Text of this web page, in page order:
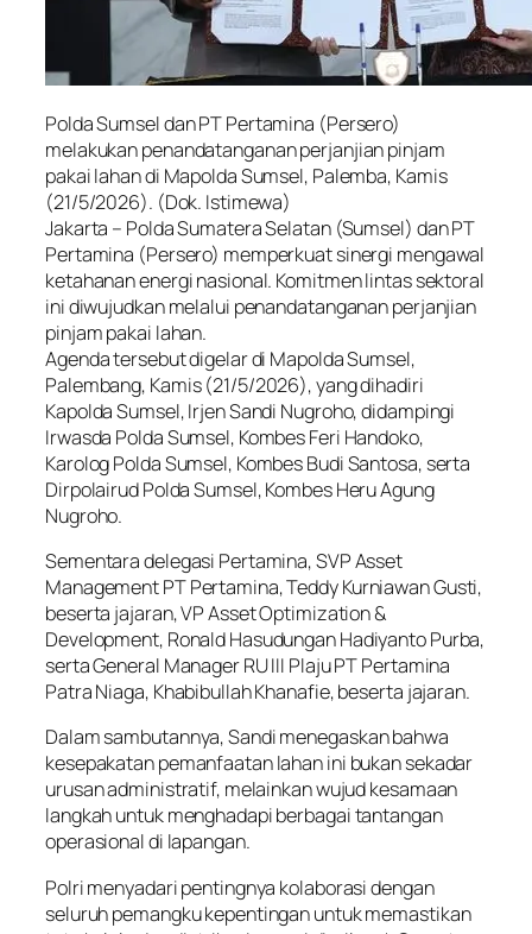
Polda Sumsel dan PT Pertamina (Persero)
melakukan penandatanganan perjanjian pinjam
pakai lahan di Mapolda Sumsel, Palemba, Kamis
(21/5/2026). (Dok. Istimewa)
Jakarta – Polda Sumatera Selatan (Sumsel) dan PT
Pertamina (Persero) memperkuat sinergi mengawal
ketahanan energi nasional. Komitmen lintas sektoral
ini diwujudkan melalui penandatanganan perjanjian
pinjam pakai lahan.
Agenda tersebut digelar di Mapolda Sumsel,
Palembang, Kamis (21/5/2026), yang dihadiri
Kapolda Sumsel, Irjen Sandi Nugroho, didampingi
Irwasda Polda Sumsel, Kombes Feri Handoko,
Karolog Polda Sumsel, Kombes Budi Santosa, serta
Dirpolairud Polda Sumsel, Kombes Heru Agung
Nugroho.
Sementara delegasi Pertamina, SVP Asset
Management PT Pertamina, Teddy Kurniawan Gusti,
beserta jajaran, VP Asset Optimization &
Development, Ronald Hasudungan Hadiyanto Purba,
serta General Manager RU III Plaju PT Pertamina
Patra Niaga, Khabibullah Khanafie, beserta jajaran.
Dalam sambutannya, Sandi menegaskan bahwa
kesepakatan pemanfaatan lahan ini bukan sekadar
urusan administratif, melainkan wujud kesamaan
langkah untuk menghadapi berbagai tantangan
operasional di lapangan.
Polri menyadari pentingnya kolaborasi dengan
seluruh pemangku kepentingan untuk memastikan